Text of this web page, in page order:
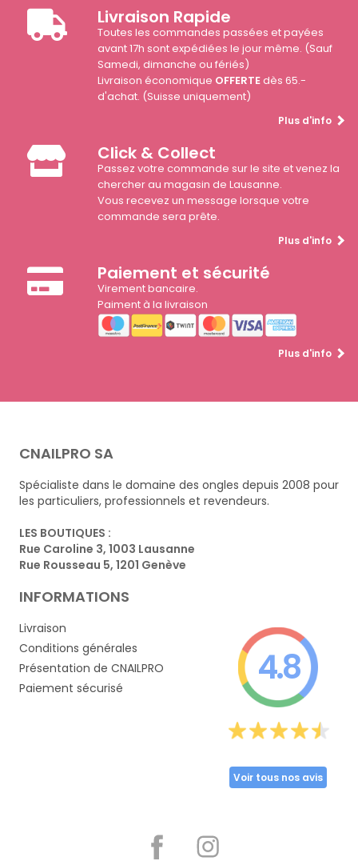
Livraison Rapide
Toutes les commandes passées et payées
avant 17h sont expédiées le jour même. (Sauf
Samedi, dimanche ou fériés)
Livraison économique OFFERTEdès 65.-
d'achat. (Suisse uniquement)
Plus d'info
Click & Collect
Passez votre commande sur le site et venez la
chercher au magasin de Lausanne.
Vous recevez un message lorsque votre
commande sera prête.
Plus d'info
Paiement et sécurité
Virement bancaire.
Paiment à la livraison
Plus d'info
CNAILPRO SA
Spécialiste dans le domaine des ongles depuis 2008 pour
les particuliers, professionnels et revendeurs.
LES BOUTIQUES :
Rue Caroline 3, 1003 Lausanne
Rue Rousseau 5, 1201 Genève
INFORMATIONS
Livraison
Conditions générales
Présentation de CNAILPRO
Paiement sécurisé
4.8
Voir tous nos avis